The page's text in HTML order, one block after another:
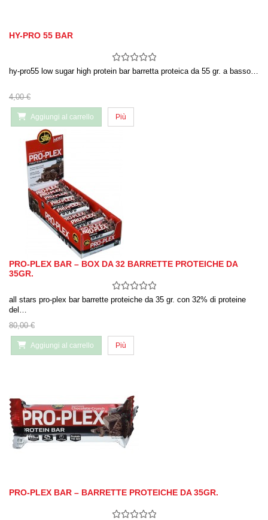
HY-PRO 55 BAR
hy-pro55 low sugar high protein bar barretta proteica da 55 gr. a basso…
4,00 €
Aggiungi al carrello Più
PRO-PLEX BAR – BOX DA 32 BARRETTE PROTEICHE DA
35GR.
all stars pro-plex bar barrette proteiche da 35 gr. con 32% di proteine
del…
80,00 €
Aggiungi al carrello Più
PRO-PLEX BAR – BARRETTE PROTEICHE DA 35GR.